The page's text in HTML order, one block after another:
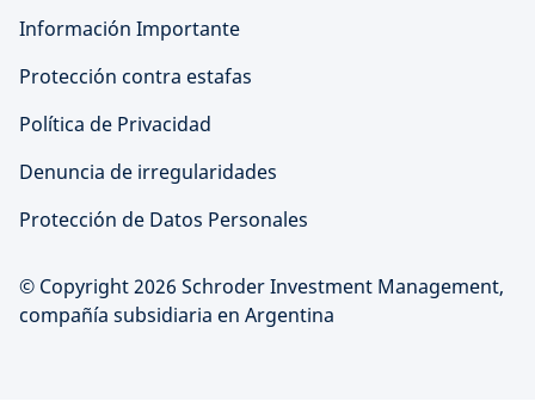
Información Importante
Protección contra estafas
Política de Privacidad
Denuncia de irregularidades
Protección de Datos Personales
© Copyright 2026 Schroder Investment Management,
compañía subsidiaria en Argentina